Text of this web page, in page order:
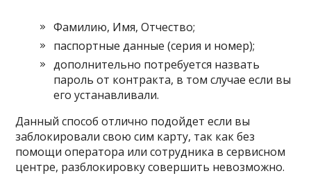
Фамилию, Имя, Отчество;
паспортные данные (серия и номер);
дополнительно потребуется назвать
пароль от контракта, в том случае если вы
его устанавливали.
Данный способ отлично подойдет если вы
заблокировали свою сим карту, так как без
помощи оператора или сотрудника в сервисном
центре, разблокировку совершить невозможно.